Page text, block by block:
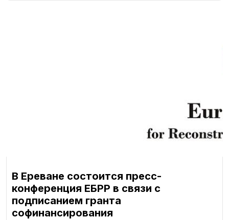
В Ереване состоится пресс-
конференция ЕБРР в связи с
подписанием гранта
софинансирования